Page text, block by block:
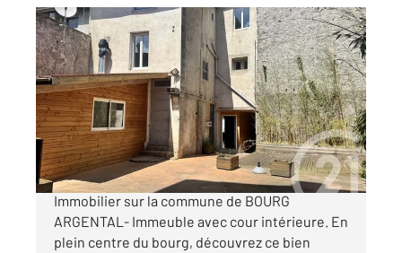
BOURG ARGENTAL 42
214,13 m2
, 6 pièces
Ref : 5067
Maison à vendre
195 000 €
A découvrir dans votre agence Century21 Abita
Immobilier sur la commune de BOURG
ARGENTAL- Immeuble avec cour intérieure. En
plein centre du bourg, découvrez ce bien